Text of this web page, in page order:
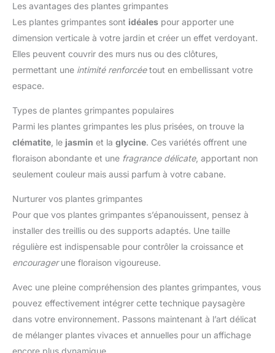
Les avantages des plantes grimpantes
Les plantes grimpantes sont idéales pour apporter une
dimension verticale à votre jardin et créer un effet verdoyant.
Elles peuvent couvrir des murs nus ou des clôtures,
permettant une intimité renforcéetout en embellissant votre
espace.
Types de plantes grimpantes populaires
Parmi les plantes grimpantes les plus prisées, on trouve la
clématite , le jasmin et la glycine. Ces variétés offrent une
floraison abondante et une fragrance délicate, apportant non
seulement couleur mais aussi parfum à votre cabane.
Nurturer vos plantes grimpantes
Pour que vos plantes grimpantes s’épanouissent, pensez à
installer des treillis ou des supports adaptés. Une taille
régulière est indispensable pour contrôler la croissance et
encouragerune floraison vigoureuse.
Avec une pleine compréhension des plantes grimpantes, vous
pouvez effectivement intégrer cette technique paysagère
dans votre environnement. Passons maintenant à l’art délicat
de mélanger plantes vivaces et annuelles pour un affichage
encore plus dynamique.